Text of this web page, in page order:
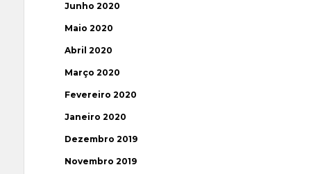
Junho 2020
Maio 2020
Abril 2020
Março 2020
Fevereiro 2020
Janeiro 2020
Dezembro 2019
Novembro 2019